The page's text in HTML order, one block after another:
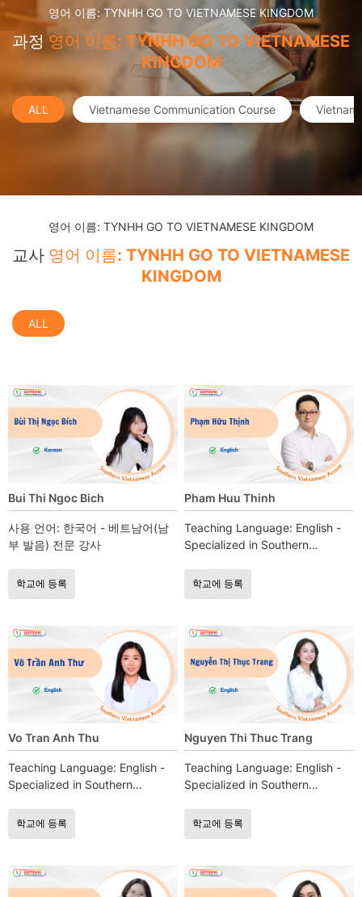
영어 이름: TYNHH GO TO VIETNAMESE KINGDOM
과정영어 이름: TYNHH GO TO VIETNAMESE
KINGDOM
ALL Vietnamese Communication Course
영어 이름: TYNHH GO TO VIETNAMESE KINGDOM
교사 영어 이름: TYNHH GO TO VIETNAMESE
KINGDOM
ALL
Bui Thi Ngoc Bich
사용 언어: 한국어 - 베트남어(남
부 발음) 전문 강사
학교에 등록
Pham Huu Thinh
Teaching Language: English -
Specialized in Southern
학교에 등록
Vo Tran Anh Thu
Teaching Language: English -
Specialized in Southern
학교에 등록
Nguyen Thi Thuc Trang
Teaching Language: English -
Specialized in Southern
학교에 등록